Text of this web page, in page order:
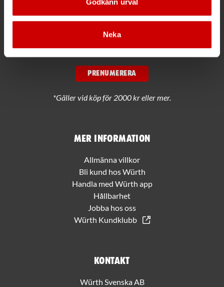
Neka
Mer information
Allmänna villkor
Bli kund hos Würth
Handla med Würth app
Hållbarhet
Jobba hos oss
Würth Kundklubb
Kontakt
Würth Svenska AB
Få rabatt på ditt köp!
Håll dig uppdaterad med nyhetsbrev och få 200kr* rabatt på
nästa order.
PRENUMERERA
*Gäller vid köp för 2000 kr eller mer.